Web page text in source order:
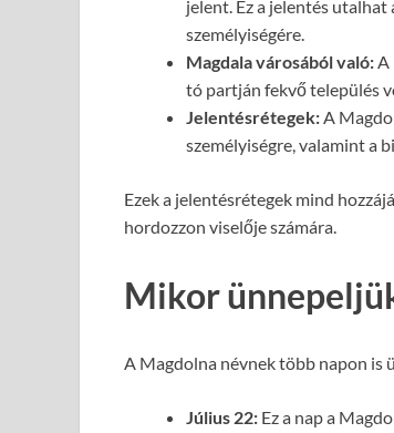
jelent. Ez a jelentés
személyiségére.
Magdala városából való: A
tó partján fekvő település
Jelentésrétegek: A
személyiségre, valamint a
Ezek a jelentésrétegek mind
hordozzon viselője számára.
Mikor
A Magdolna névnek több napon is
Július 22: Ez a nap a